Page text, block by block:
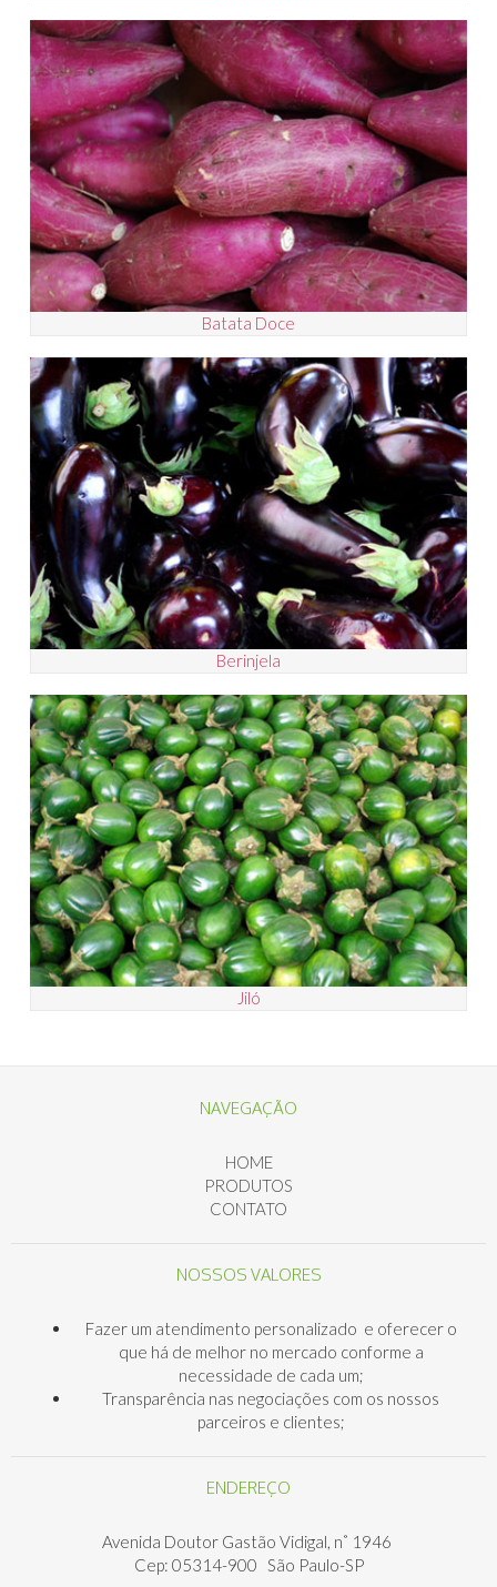
Batata Doce
Berinjela
Jiló
NAVEGAÇÃO
HOME
PRODUTOS
CONTATO
NOSSOS VALORES
Fazer um atendimento personalizado e oferecer o
que há de melhor no mercado conforme a
necessidade de cada um;
Transparência nas negociações com os nossos
parceiros e clientes;
ENDEREÇO
Avenida Doutor Gastão Vidigal, n˚ 1946
Cep: 05314-900 São Paulo-SP